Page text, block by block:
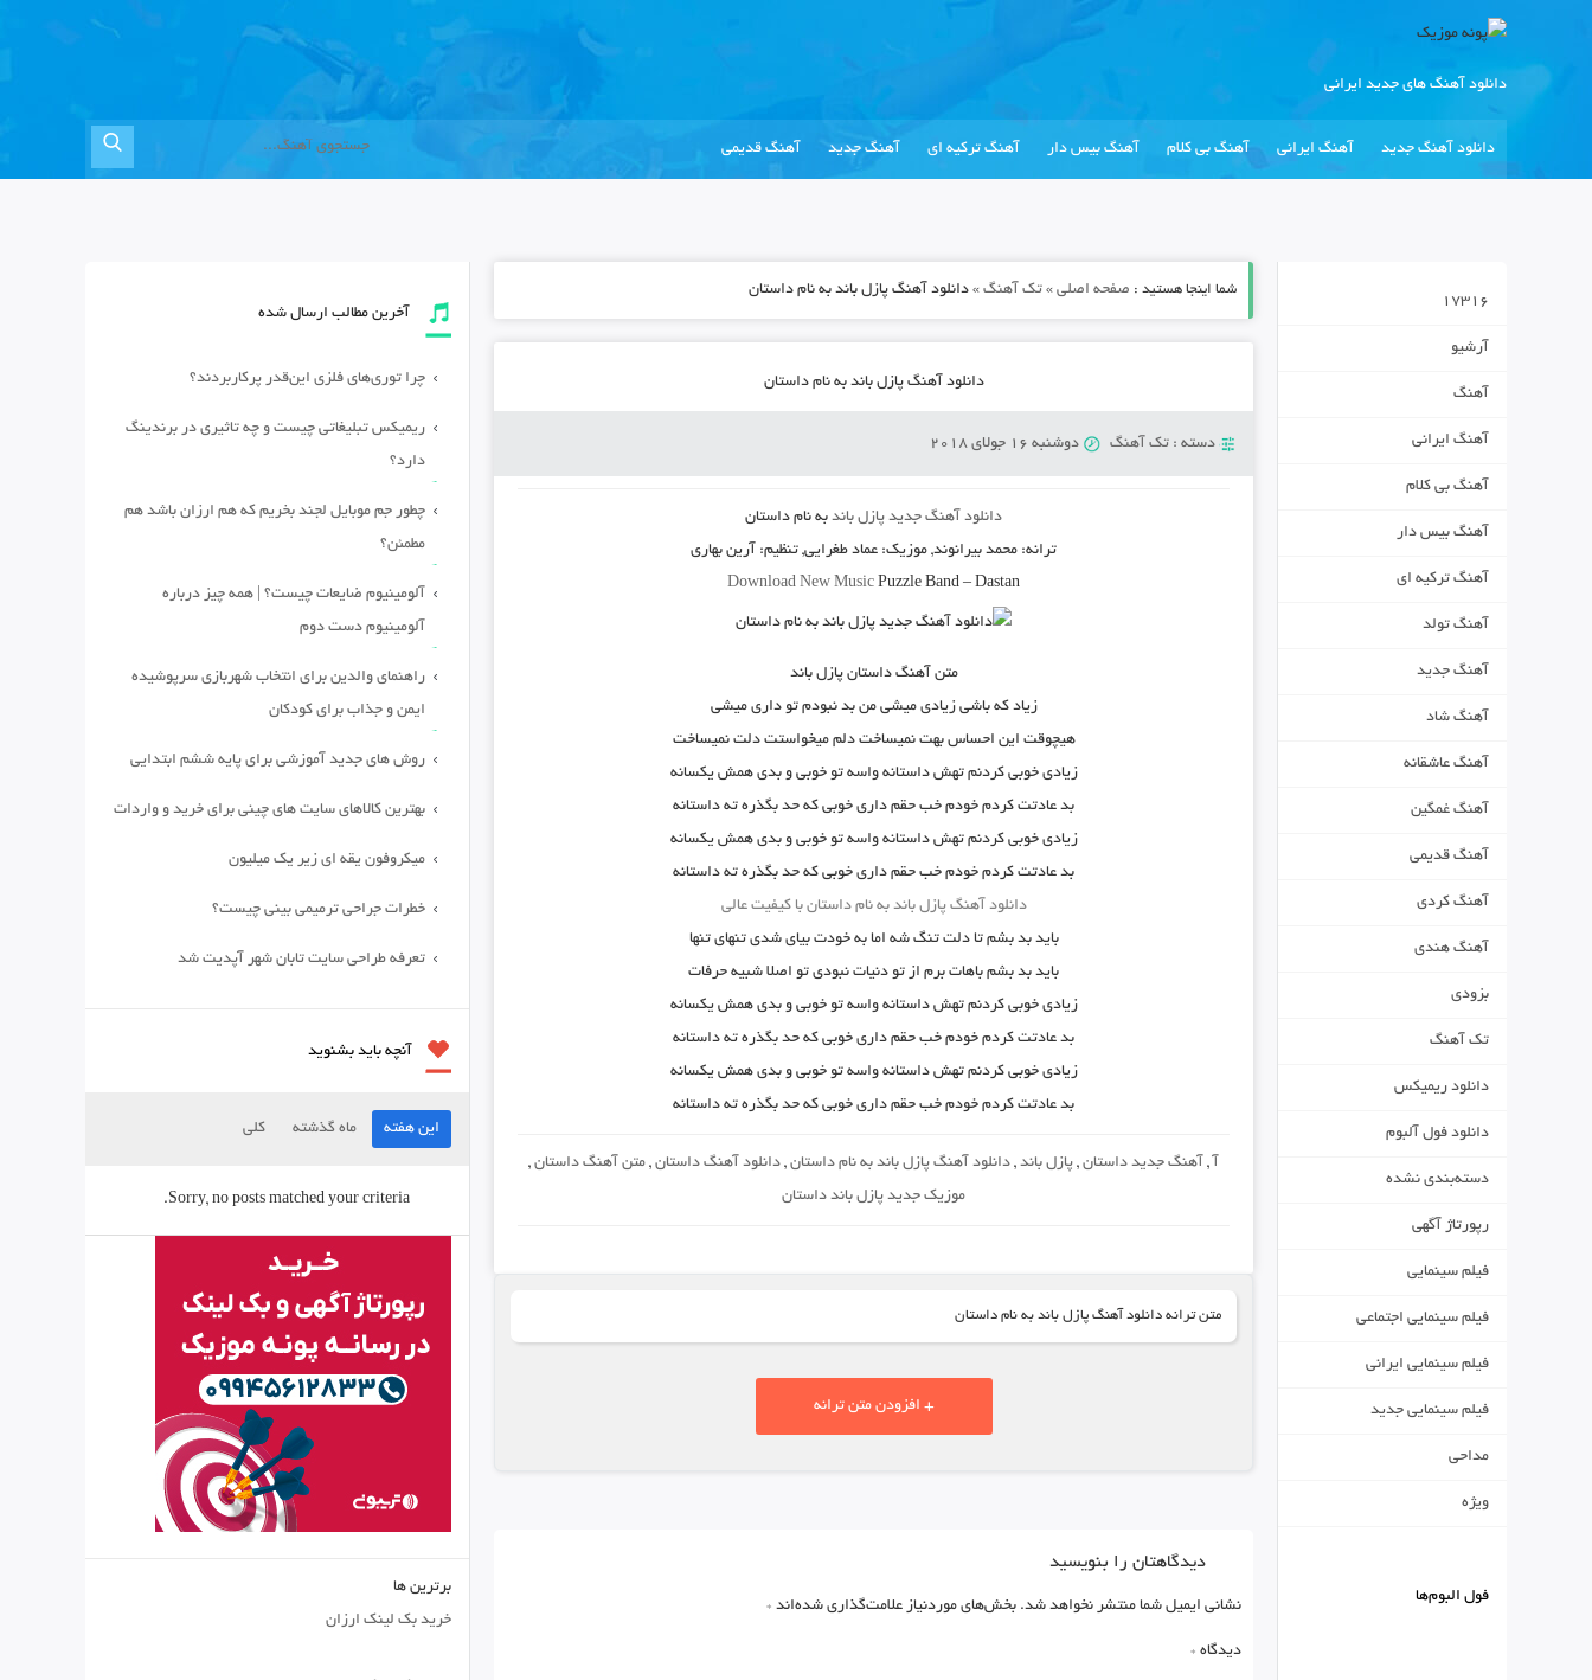
دانلود آهنگ های جدید ایرانی
دانلود آهنگ جدید آهنگ ایرانی آهنگ بی کلام آهنگ بیس دار آهنگ ترکیه ای آهنگ جدید آهنگ قدیمی
شما اینجا هستید : صفحه اصلی» تک آهنگ» دانلود آهنگ پازل باند به نام داستان
دانلود آهنگ پازل باند به نام داستان
دسته : تک آهنگ دوشنبه 16 جولای 2018
دانلود آهنگ جدید پازل باندبه نام داستان
ترانه: محمد بیرانوند, موزیک: عماد طغرایی, تنظیم: آرین بهاری
Download New Music Puzzle Band –Dastan
متن آهنگ داستان پازل باند
زیاد که باشی زیادی میشی من بد نبودم تو داری میشی
هیچوقت این احساس بهت نمیساخت دلم میخواستت دلت نمیساخت
زیادی خوبی کردنم تهش داستانه واسه تو خوبی و بدی همش یکسانه
بد عادتت کردم خودم خب حقم داری خوبی که حد بگذره ته داستانه
زیادی خوبی کردنم تهش داستانه واسه تو خوبی و بدی همش یکسانه
بد عادتت کردم خودم خب حقم داری خوبی که حد بگذره ته داستانه
دانلود آهنگ پازل باند به نام داستان با کیفیت عالی
باید بد بشم تا دلت تنگ شه اما به خودت بیای شدی تنهای تنها
باید بد بشم باهات برم از تو دنیات نبودی تو اصلا شبیه حرفات
زیادی خوبی کردنم تهش داستانه واسه تو خوبی و بدی همش یکسانه
بد عادتت کردم خودم خب حقم داری خوبی که حد بگذره ته داستانه
زیادی خوبی کردنم تهش داستانه واسه تو خوبی و بدی همش یکسانه
بد عادتت کردم خودم خب حقم داری خوبی که حد بگذره ته داستانه
آ , آهنگ جدید داستان, پازل باند, دانلود آهنگ پازل باند به نام داستان, دانلود آهنگ داستان, متن آهنگ داستان,
موزیک جدید پازل باند داستان
متن ترانه دانلود آهنگ پازل باند به نام داستان
+ افزودن متن ترانه
دیدگاهتان را بنویسید
نشانی ایمیل شما منتشر نخواهد شد. بخش‌های موردنیاز علامت‌گذاری شده‌اند *
دیدگاه *
17316
آرشیو
آهنگ
آهنگ ایرانی
آهنگ بی کلام
آهنگ بیس دار
آهنگ ترکیه ای
آهنگ تولد
آهنگ جدید
آهنگ شاد
آهنگ عاشقانه
آهنگ غمگین
آهنگ قدیمی
آهنگ کردی
آهنگ هندی
بزودی
تک آهنگ
دانلود ریمیکس
دانلود فول آلبوم
دسته‌بندی نشده
رپورتاژ آگهی
فیلم سینمایی
فیلم سینمایی اجتماعی
فیلم سینمایی ایرانی
فیلم سینمایی جدید
مداحی
ویژه
فول البوم‌ها
آخرین مطالب ارسال شده
چرا توری‌های فلزی این‌قدر پرکاربردند؟
ریمیکس تبلیغاتی چیست و چه تاثیری در برندینگ
دارد؟
چطور جم موبایل لجند بخریم که هم ارزان باشد هم
مطمئن؟
آلومینیوم ضایعات چیست؟ | همه چیز درباره
آلومینیوم دست دوم
راهنمای والدین برای انتخاب شهربازی سرپوشیده
ایمن و جذاب برای کودکان
روش های جدید آموزشی برای پایه ششم ابتدایی
بهترین کالاهای سایت های چینی برای خرید و واردات
میکروفون یقه ای زیر یک میلیون
خطرات جراحی ترمیمی بینی چیست؟
تعرفه طراحی سایت تابان شهر آپدیت شد
آنچه باید بشنوید
این هفته ماه گذشته کلی
Sorry, no posts matched your criteria.
برترین ها
خرید بک لینک ارزان